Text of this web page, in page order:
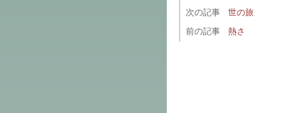
次の記事
世の旅
前の記事
熱さ